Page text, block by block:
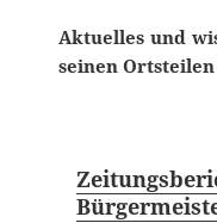
Aktuelles und
seinen Ortsteilen